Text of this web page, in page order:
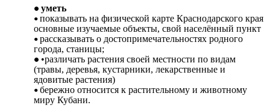
уметь
показывать на физической карте Краснодарского края
основные изучаемые объекты, свой населённый пункт
рассказывать о достопримечательностях родного
города, станицы;
•различать растения своей местности по видам
(травы, деревья, кустарники, лекарственные и
ядовитые растения)
бережно относится к растительному и животному
миру Кубани.